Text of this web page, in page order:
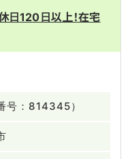
日120日以上！在宅
号：814345）